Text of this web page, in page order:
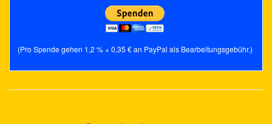
(Pro Spende gehen 1,2 % + 0,35 € an PayPal als Bearbeitungsgebühr.)